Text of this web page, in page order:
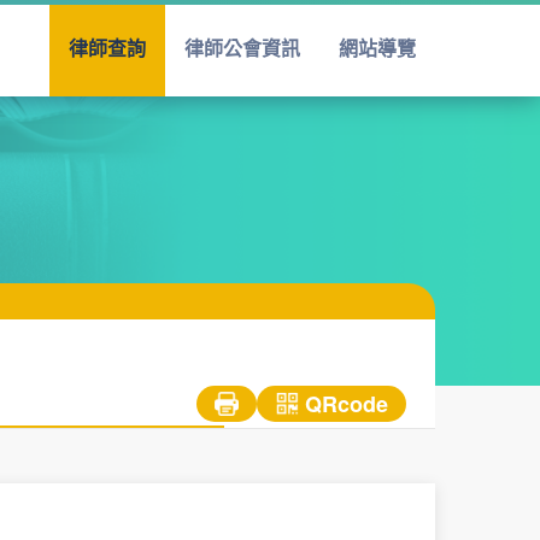
律師查詢 律師公會資訊 網站導覽
QRcode